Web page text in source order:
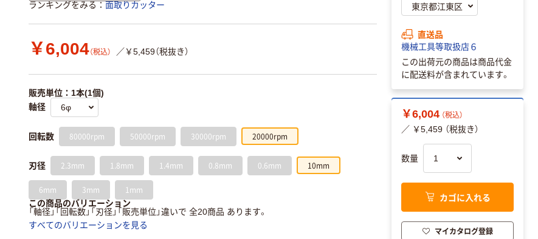
ランキングをみる 面取りカッター
￥6,004（税込） ／￥5,459（税抜き）
販売単位：1本(1個)
軸径
回転数 80000rpm 50000rpm 30000rpm 20000rpm
刃径 2.3mm 1.8mm 1.4mm 0.8mm 0.6mm 10mm
6mm 3mm 1mm
この商品のバリエーション
「軸径」「回転数」「刃径」「販売単位」違いで 全20商品 あります。
すべてのバリエーションを見る
直送品
機械工具等取扱店６
この出荷元の商品は商品代金
に配送料が含まれています。
￥6,004 （税込）
／ ￥5,459 （税抜き）
数量
カゴに入れる
マイカタログ登録